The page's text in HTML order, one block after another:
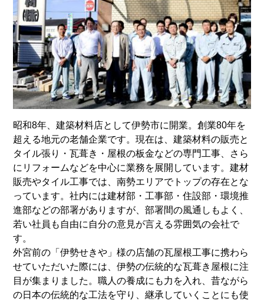
昭和8年、建築材料店として伊勢市に開業。創業80年を
超える地元の老舗企業です。現在は、建築材料の販売と
タイル張り・瓦葺き・屋根の板金などの専門工事、さら
にリフォームなどを中心に業務を展開しています。建材
販売やタイル工事では、南勢エリアでトップの存在とな
っています。社内には建材部・工事部・住設部・環境推
進部などの部署がありますが、部署間の風通しもよく、
若い社員も自由に自分の意見が言える雰囲気の会社で
す。
外宮前の「伊勢せきや」様の店舗の瓦屋根工事に携わら
せていただいた際には、伊勢の伝統的な瓦葺き屋根に注
目が集まりました。職人の養成にも力を入れ、昔ながら
の日本の伝統的な工法を守り、継承していくことにも使